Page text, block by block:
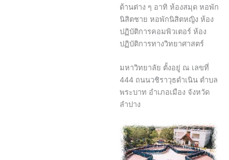
ด้านต่าง ๆ อาทิ ห้องสมุด หอพัก
นิสิตชาย หอพักนิสิตหญิง ห้อง
ปฏิบัติการคอมพิวเตอร์ ห้อง
ปฏิบัติการทางวิทยาศาสตร์
มหาวิทยาลัย ตั้งอยู่ ณ เลขที่
444 ถนนวชิราวุธดำเนิน ตำบล
พระบาท อำเภอเมือง จังหวัด
ลำปาง